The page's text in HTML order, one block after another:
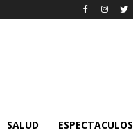
SALUD ESPECTACULOS